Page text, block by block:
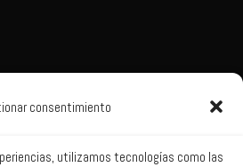
consentimiento
utilizamos tecnologías como las